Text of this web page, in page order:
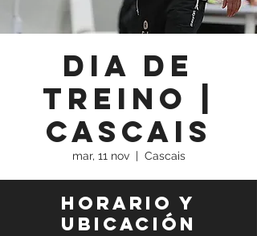
Dia de
Treino |
Cascais
mar, 11 nov
  |
Cascais
Horario y
ubicación